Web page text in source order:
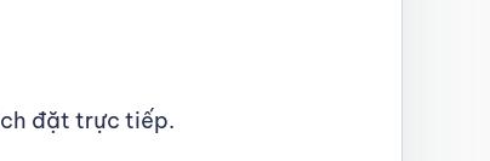
đặt trực tiếp.